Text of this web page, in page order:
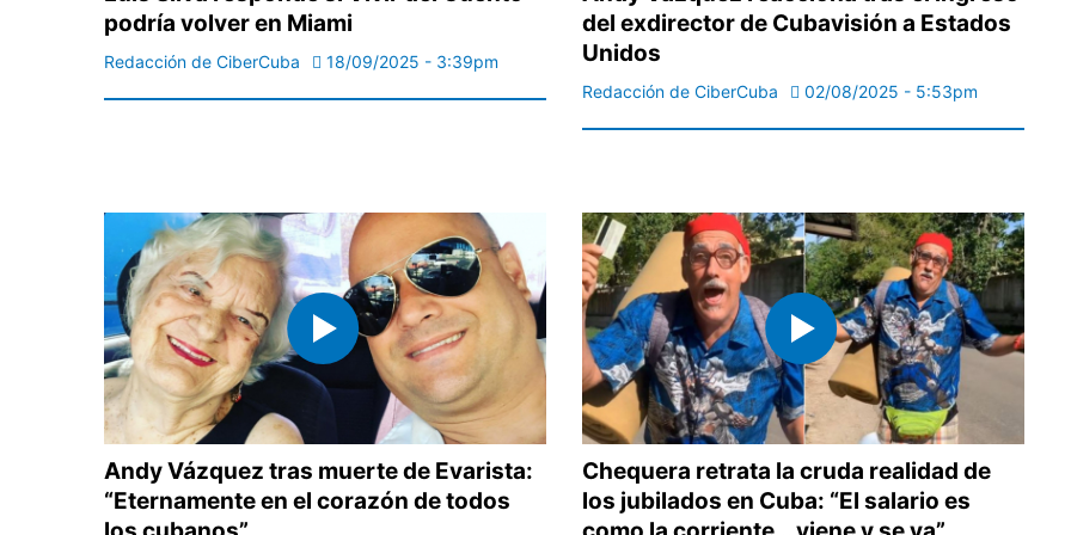
podría volver en Miami
Redacción de CiberCuba 18/09/2025 - 3:39pm
del exdirector de Cubavisión a Estados
Unidos
Redacción de CiberCuba 02/08/2025 - 5:53pm
Andy Vázquez tras muerte de Evarista:
“Eternamente en el corazón de todos
Chequera retrata la cruda realidad de
los jubilados en Cuba: “El salario es